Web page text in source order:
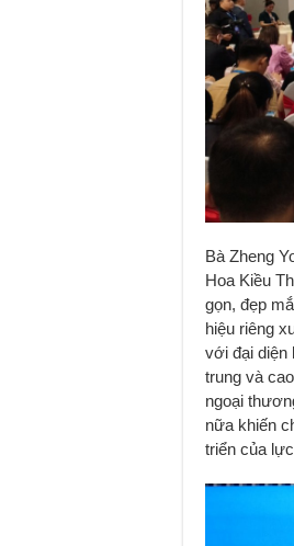
Bà Zheng
Hoa Kiều
gọn, đẹp
hiệu riêng
với đại diện
trung và
ngoại
nữa khiến
triển của